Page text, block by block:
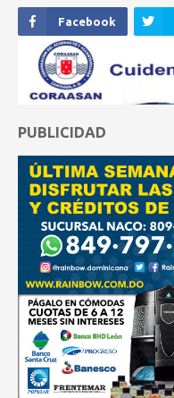
Facebook
PUBLICIDAD